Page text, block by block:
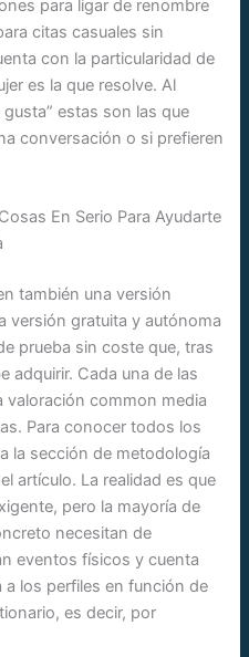
para ligar de renombre
citas casuales sin
con la particularidad de
es la que resolve. Al
estas son las que
conversación o si prefieren
En Serio Para Ayudarte
también una versión
versión gratuita y autónoma
prueba sin coste que, tras
adquirir. Cada una de las
valoración common media
Para conocer todos los
la sección de metodología
artículo. La realidad es que
pero la mayoría de
necesitan de
eventos físicos y cuenta
los perfiles en función de
es decir, por